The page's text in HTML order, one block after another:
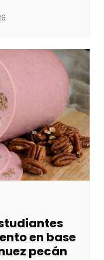
en base
pecán